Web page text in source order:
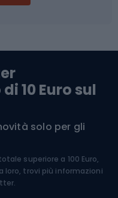
10 Euro sul
solo per gli
superiore a 100 Euro,
loro, trovi più informazioni